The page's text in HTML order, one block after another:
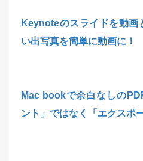
Keynoteのスライドを動画
い出写真を簡単に動画に！
Mac bookで余白なしの
ント」ではなく「エクスポ